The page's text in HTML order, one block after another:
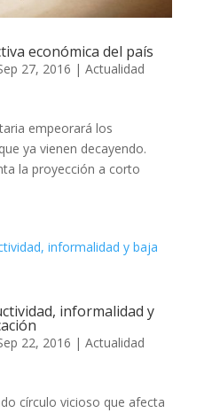
económica del país
27, 2016 | Actualidad
empeorará los
ya vienen decayendo.
la proyección a corto
informalidad y
22, 2016 | Actualidad
círculo vicioso que afecta